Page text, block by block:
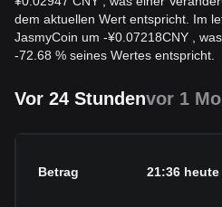
dem aktuellen Wert entspricht. Im
JasmyCoin um -¥0.07218CNY ,
-72.68 % seines Wertes entspricht.
Vor 24 Stundenvor 1
Betrag 21:36 heute